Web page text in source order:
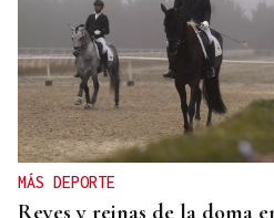
MÁS DEPORTE